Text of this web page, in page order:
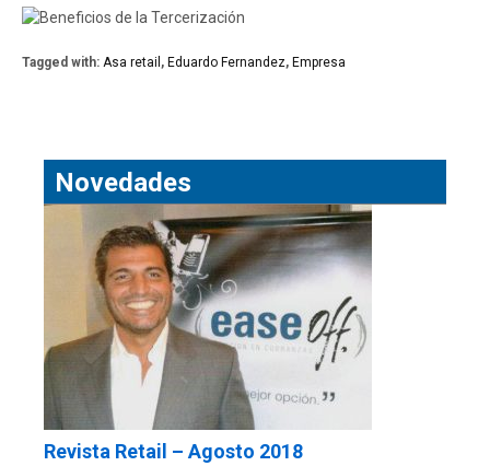
Tagged with: Asa retail , Eduardo Fernandez, Empresa
Novedades
Revista Retail – Agosto 2018